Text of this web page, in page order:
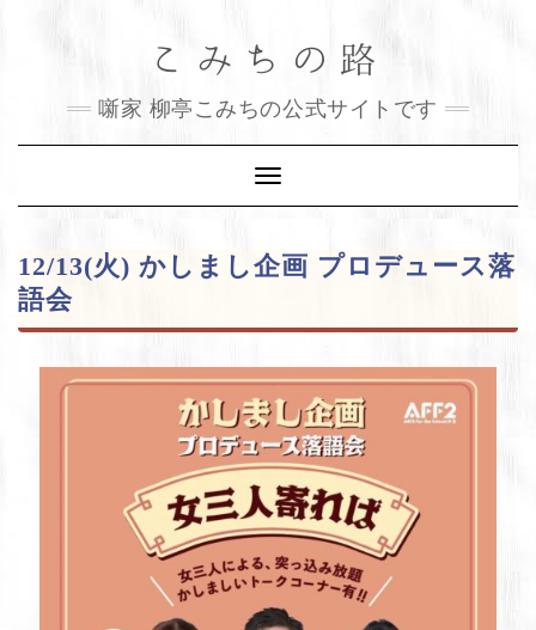
こみちの路
噺家 柳亭こみちの公式サイトです
Toggle
Navigation
12/13(火) かしまし企画 プロデュース落
語会